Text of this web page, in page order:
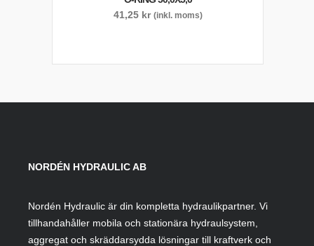
41,25 kr (inkl. moms)
NORDÉN HYDRAULIC AB
Nordén Hydraulic är din kompletta hydraulikpartner. Vi
tillhandahåller mobila och stationära hydraulsystem,
aggregat och skräddarsydda lösningar till kraftverk och